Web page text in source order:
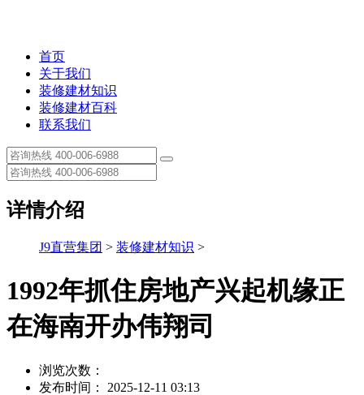
首页
关于我们
装修建材知识
装修建材百科
联系我们
详情介绍
J9直营集团 > 装修建材知识 >
1992年抓住房地产兴起机缘正
在海南开办伟翔司
浏览次数：
发布时间： 2025-12-11 03:13